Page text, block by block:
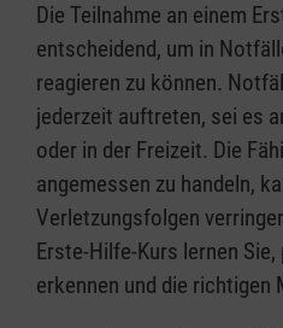
Die Teilnahme an einem
entscheidend, um in
reagieren zu können.
jederzeit auftreten, sei es
oder in der Freizeit. Die
angemessen zu handeln,
Verletzungsfolgen
Erste-Hilfe-Kurs lernen
erkennen und die richtigen